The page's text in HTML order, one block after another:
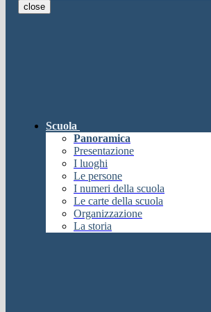
Chiudi
Informazione
Attendere...
Attendere il completamento dell'operazione...
close
Scuola
Panoramica
Presentazione
I luoghi
Le persone
I numeri della scuola
Le carte della scuola
Organizzazione
La storia